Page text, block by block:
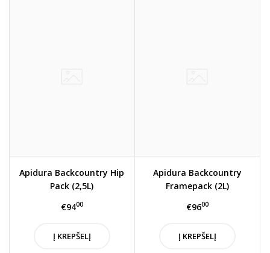
Apidura Backcountry Hip
Pack (2,5L)
€9400
Į KREPŠELĮ
Apidura Backcountry
Framepack (2L)
€9600
Į KREPŠELĮ